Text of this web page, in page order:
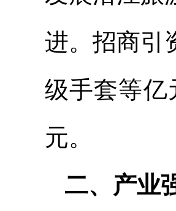
进。招商引
级手套等亿
元。
二、产业